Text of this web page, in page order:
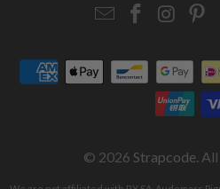
Email
© 2026 Strapcode.